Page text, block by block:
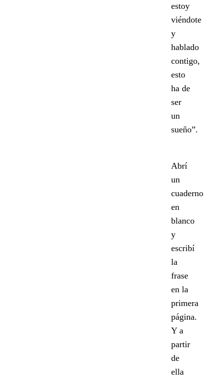
estoy
viéndote
y
hablado
contigo,
esto
ha de
ser
un
sueño”.
Abrí
un
cuaderno
en
blanco
y
escribí
la
frase
en la
primera
página.
Y a
partir
de
ella